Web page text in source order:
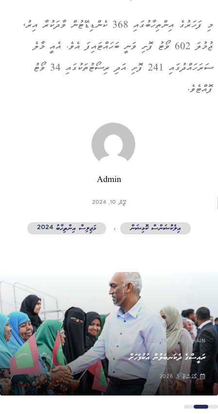
މި ފަހަރުގެ އިންތިހާބުގައި 368 ކެންޑިޑޭޓުން ވާދަކުރާ އިރު،
ޖުމުލަ 602 ވޯޓު ފޮށި ވަނީ ބަހައްޓައިފަ އެވެ. އެއީ މާލެ
ސަރަހައްދުގައި 241 ފޮށި އަދި ރިސޯޓުތަކުގައި 34 ވޯޓު
ފޮއްޓެވެ.
Admin
ޖޫން 10, 2024
އިލެކްޝަންސް ކޮމިޝަން , މަޖިލިސް އިންތިހާބު 2024
FEATURED MAIN
,ޚަބަރު
ރައީސްގެ ދެކަނބަލުން އުކުޅަހަށް
އޯގަސްޓް 5, 2026